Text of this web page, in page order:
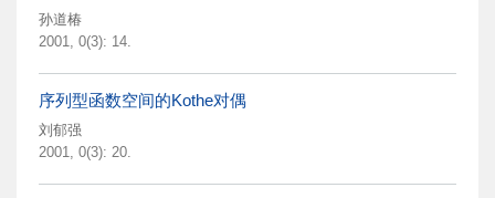
孙道椿
2001, 0(3): 14.
序列型函数空间的Kothe对偶
刘郁强
2001, 0(3): 20.